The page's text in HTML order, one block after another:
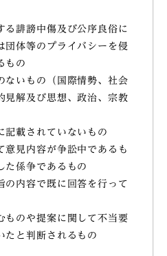
る誹謗中傷及び公序良俗に
団体等のプライバシーを侵
もの
ないもの（国際情勢、社会
見解及び思想、政治、宗教
記載されていないもの
意見内容が争訟中であるも
た係争であるもの
の内容で既に回答を行って
ものや提案に関して不当要
たと判断されるもの